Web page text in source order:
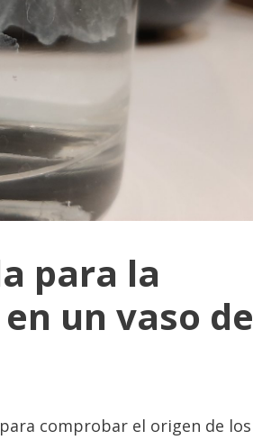
para la
un vaso de
para comprobar el origen de los